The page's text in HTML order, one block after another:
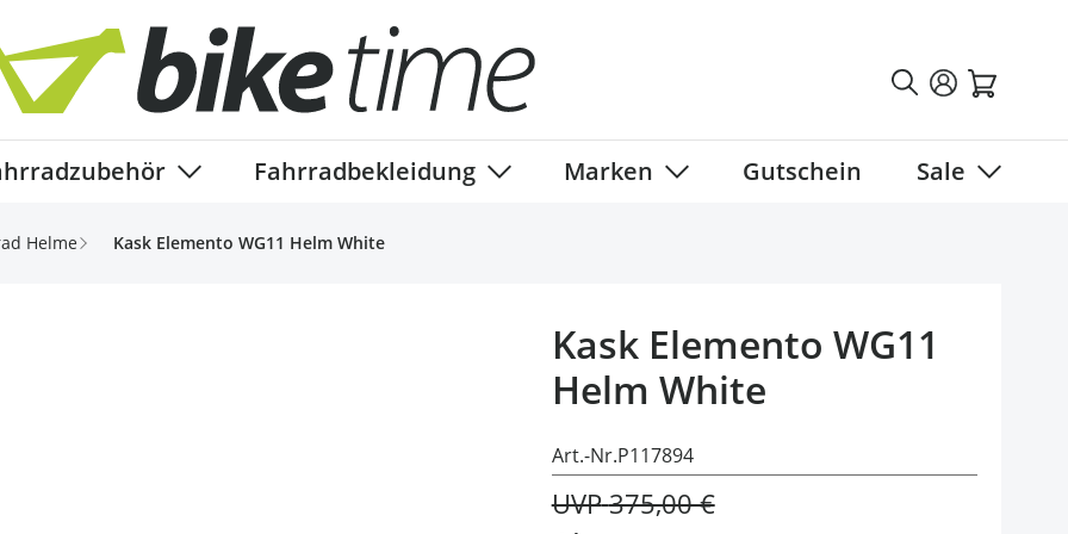
Show submenu for Fahrradzubehör category
Fahrradbekleidung Marken Gutschein Sale
Helme Kask Elemento WG11 Helm White
Kask Elemento WG11
Helm White
Art.-Nr.P117894
UVP 375,00 €